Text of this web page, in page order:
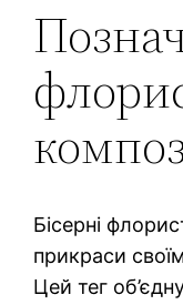
Бісерні
прикраси
Цей тег